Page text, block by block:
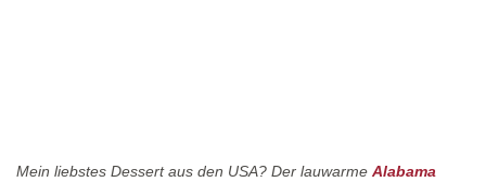
Mein liebstes Dessert aus den USA? Der lauwarme Alabama